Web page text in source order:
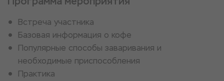
Встреча участника
Базовая информация о кофе
Популярные способы заваривания и
необходимые приспособления
Практика